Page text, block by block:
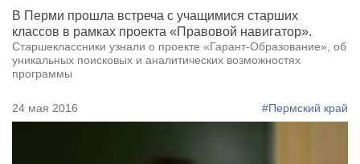
В Перми прошла встреча с учащимися старших
классов в рамках проекта «Правовой навигатор».
Старшеклассники узнали о проекте «Гарант-Образование», об
уникальных поисковых и аналитических возможностях
программы
24 мая 2016 #Пермский край